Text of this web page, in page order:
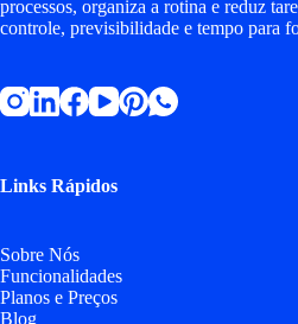
processos, organiza a rotina e reduz
controle, previsibilidade e tempo para
Links Rápidos
Sobre Nós
Funcionalidades
Planos e Preços
Blog